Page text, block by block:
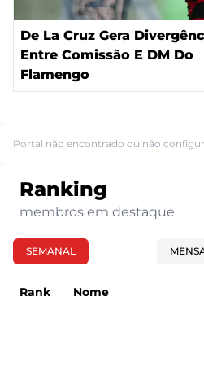
De La Cruz Gera
Entre Comissão E DM Do
Flamengo
Portal não encontrado ou não
Ranking
membros em destaque
SEMANAL
Rank Nome